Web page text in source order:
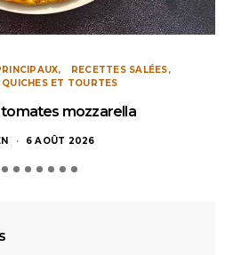
RECETTES SALÉES
ET TOURTES
mozzarella
6 AOÛT 2026